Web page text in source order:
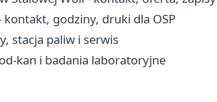
kontakt, godziny, druki dla OSP
stacja paliw i serwis
kan i badania laboratoryjne